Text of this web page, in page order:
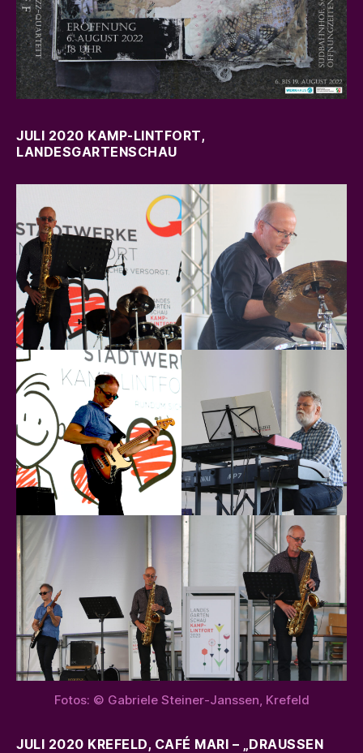
JULI 2020 KAMP-LINTFORT,
LANDESGARTENSCHAU
Fotos: © Gabriele Steiner-Janssen, Krefeld
JULI 2020 KREFELD, CAFÉ MARI – „DRAUSSEN V